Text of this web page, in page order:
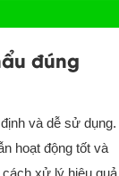
đúng
và dễ sử dụng.
hoạt động tốt và